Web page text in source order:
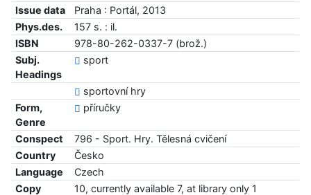
Issue data
Praha : Portál, 2013
Phys.des.
157 s. : il.
ISBN
978-80-262-0337-7 (brož.)
Subj.
Headings
sport
sportovní hry
Form,
Genre
příručky
Conspect
796 - Sport. Hry. Tělesná cvičení
Country
Česko
Language
Czech
Copy
10, currently available 7, at library only 1